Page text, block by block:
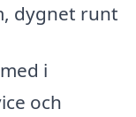
dygnet runt
i
och